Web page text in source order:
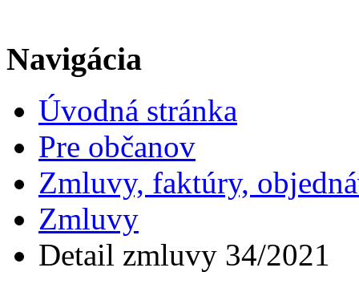
Navigácia
Úvodná stránka
Pre občanov
Zmluvy, faktúry,
Zmluvy
Detail zmluvy 34/2021